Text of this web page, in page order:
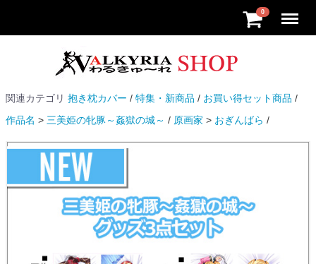
0
関連カテゴリ 抱き枕カバー 特集・新商品
お買い得セット商品
作品名
三美姫の牝豚～姦獄の城～ 原画家 おぎんばら